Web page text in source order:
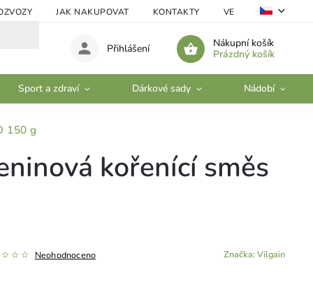
JAK NAKUPOVAT KONTAKTY VELKOOBCHOD
Nákupní košík
Prázdný košík
Přihlášení
Sport a zdraví Dárkové sady Nádobí
150 g
kořenící směs
Neohodnoceno Značka:Vilgain